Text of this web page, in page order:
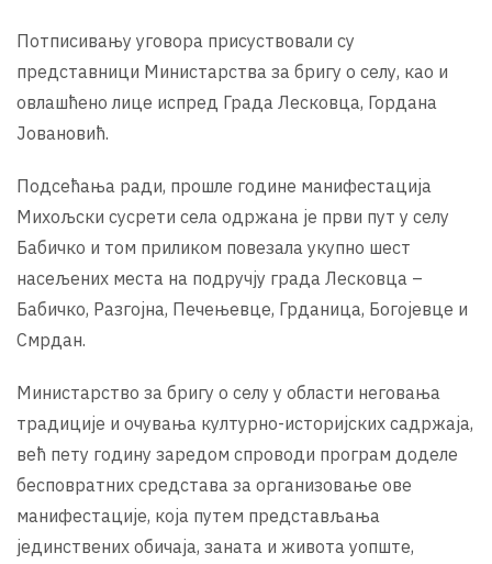
Потписивању уговора присуствовали су
представници Министарства за бригу о селу, као и
овлашћено лице испред Града Лесковца, Гордана
Јовановић.
Подсећања ради, прошле године манифестација
Михољски сусрети села одржана је први пут у селу
Бабичко и том приликом повезала укупно шест
насељених места на подручју града Лесковца –
Бабичко, Разгојна, Печењевце, Грданица, Богојевце и
Смрдан.
Министарство за бригу о селу у области неговања
традиције и очувања културно-историјских садржаја,
већ пету годину заредом спроводи програм доделе
бесповратних средстава за организовање ове
манифестације, која путем представљања
јединствених обичаја, заната и живота уопште,